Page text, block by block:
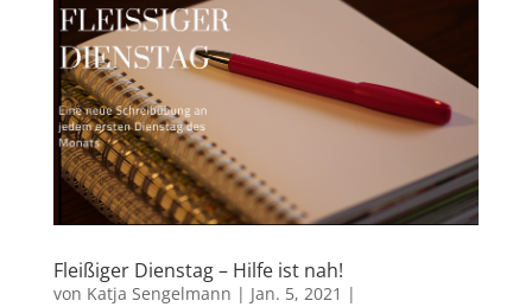
Fleißiger Dienstag – Hilfe ist nah!
von Katja Sengelmann | Jan. 5, 2021 |